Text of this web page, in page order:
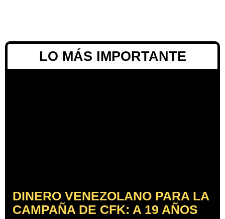
LO MÁS IMPORTANTE
DINERO VENEZOLANO PARA LA
CAMPAÑA DE CFK: A 19 AÑOS